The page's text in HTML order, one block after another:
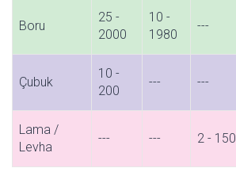
Boru
25 -
2000
10 -
1980
---
Çubuk
10 -
200
--- ---
Lama /
Levha
--- --- 2 - 150